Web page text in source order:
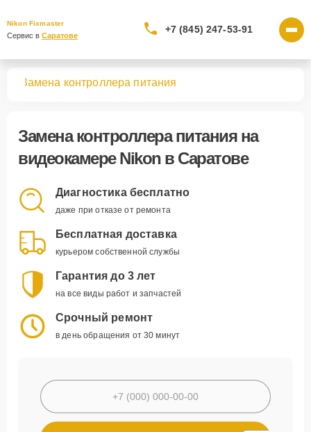
Nikon Fixmaster
Сервис в Саратове
+7 (845) 247-53-91
Замена контроллера питания
Замена контроллера питанияна
видеокамере Nikon в Саратове
Диагностика бесплатно
даже при отказе от ремонта
Бесплатная доставка
курьером собственной службы
Гарантия до 3 лет
на все виды работ и запчастей
Срочный ремонт
в день обращения от 30 минут